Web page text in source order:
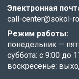
Электронная
call-center@sokol-
Режим работы:
понедельник —
суббота: с 9:00 до
воскресенье: